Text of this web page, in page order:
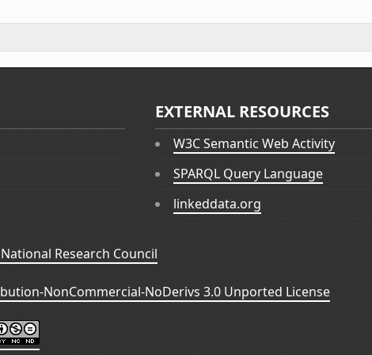
EXTERNAL RESOURCES
W3C Semantic Web Activity
SPARQL Query Language
linkeddata.org
Research Council
NonCommercial-NoDerivs 3.0 Unported License